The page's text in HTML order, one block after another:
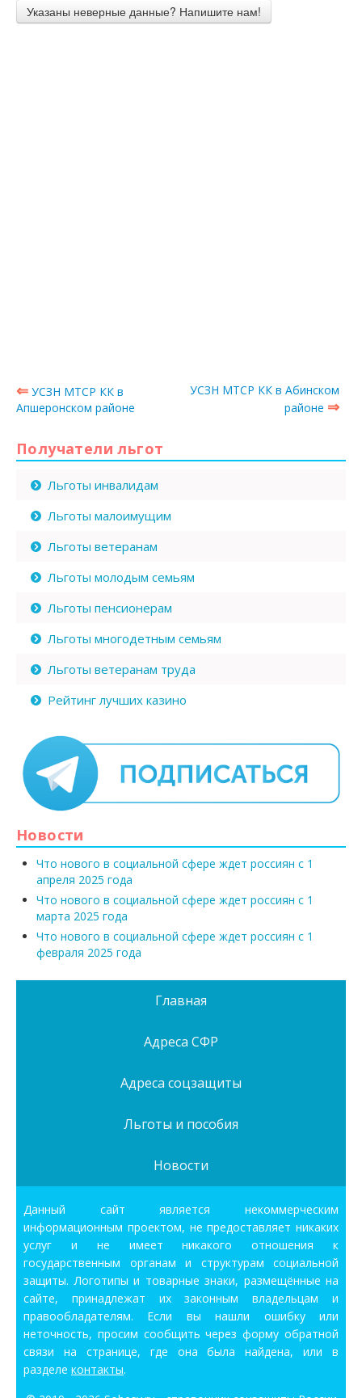
⇐ УСЗН МТСР КК в
Апшеронском районе
УСЗН МТСР КК в Абинском
районе ⇒
Получатели льгот
Льготы инвалидам
Льготы малоимущим
Льготы ветеранам
Льготы молодым семьям
Льготы пенсионерам
Льготы многодетным семьям
Льготы ветеранам труда
Рейтинг лучших казино
Новости
Что нового в социальной сфере ждет россиян с 1
апреля 2025 года
Что нового в социальной сфере ждет россиян с 1
марта 2025 года
Что нового в социальной сфере ждет россиян с 1
февраля 2025 года
Главная
Адреса СФР
Адреса соцзащиты
Льготы и пособия
Новости
Данный сайт является некоммерческим
информационным проектом, не предоставляет никаких
услуг и не имеет никакого отношения к
государственным органам и структурам социальной
защиты. Логотипы и товарные знаки, размещённые на
сайте, принадлежат их законным владельцам и
правообладателям. Если вы нашли ошибку или
неточность, просим сообщить через форму обратной
связи на странице, где она была найдена, или в
разделе контакты.